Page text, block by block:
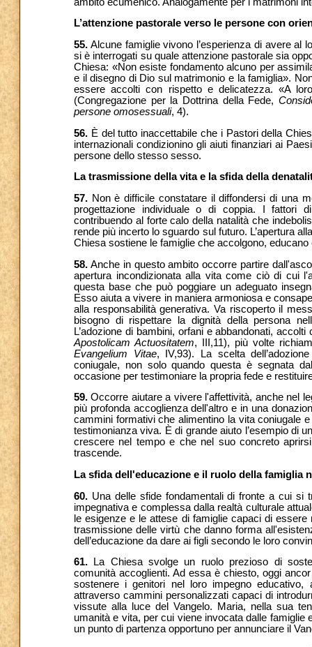
L’attenzione pastorale verso le persone con
55. Alcune famiglie vivono l’esperienza di avere al
si è interrogati su quale attenzione pastorale sia
Chiesa: «Non esiste fondamento alcuno per
e il disegno di Dio sul matrimonio e la famiglia».
essere accolti con rispetto e delicatezza. «A
(Congregazione per la Dottrina della Fede,
persone omosessuali, 4).
56. È del tutto inaccettabile che i Pastori della
internazionali condizionino gli aiuti finanziari ai
persone dello stesso sesso.
La trasmissione della vita e la sfida della
57. Non è difficile constatare il diffondersi di una
progettazione individuale o di coppia. I fattori
contribuendo al forte calo della natalità che
rende più incerto lo sguardo sul futuro. L’apertura
Chiesa sostiene le famiglie che accolgono,
58. Anche in questo ambito occorre partire
apertura incondizionata alla vita come ciò di cui
questa base che può poggiare un adeguato
Esso aiuta a vivere in maniera armoniosa e
alla responsabilità generativa. Va riscoperto il
bisogno di rispettare la dignità della persona
L’adozione di bambini, orfani e abbandonati,
Apostolicam Actuositatem, III,11), più volte
Evangelium Vitae, IV,93). La scelta
coniugale, non solo quando questa è segnata
occasione per testimoniare la propria fede e
59. Occorre aiutare a vivere l'affettività, anche nel
più profonda accoglienza dell'altro e in una
cammini formativi che alimentino la vita coniugale
testimonianza viva. È di grande aiuto l’esempio di
crescere nel tempo e che nel suo concreto
trascende.
La sfida dell'educazione e il ruolo della famiglia
60. Una delle sfide fondamentali di fronte a cui si
impegnativa e complessa dalla realtà culturale
le esigenze e le attese di famiglie capaci di
trasmissione delle virtù che danno forma
dell’educazione da dare ai figli secondo le loro
61. La Chiesa svolge un ruolo prezioso di
comunità accoglienti. Ad essa è chiesto, oggi
sostenere i genitori nel loro impegno
attraverso cammini personalizzati capaci di
vissute alla luce del Vangelo. Maria, nella sua
umanità e vita, per cui viene invocata dalle
un punto di partenza opportuno per annunciare il